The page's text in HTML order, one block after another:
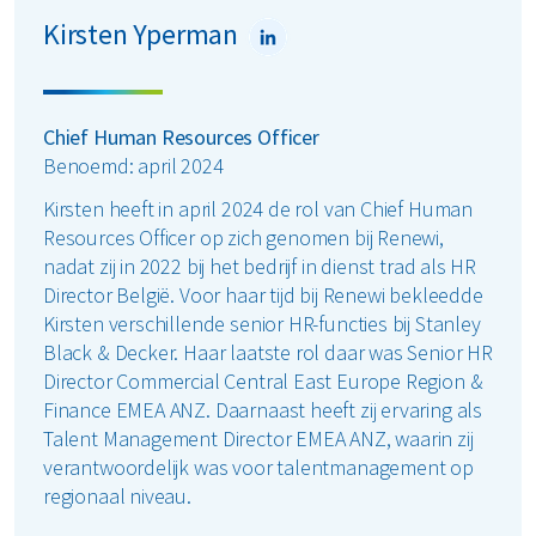
gemeenschap en is hij medevoorzitter van het
Governing Body van de Benelux CIO Community.
Kirsten Yperman
Chief Human Resources Officer
Benoemd: april 2024
Kirsten heeft in april 2024 de rol van Chief Human
Resources Officer op zich genomen bij Renewi,
nadat zij in 2022 bij het bedrijf in dienst trad als HR
Director België. Voor haar tijd bij Renewi bekleedde
Kirsten verschillende senior HR-functies bij Stanley
Black & Decker. Haar laatste rol daar was Senior HR
Director Commercial Central East Europe Region &
Finance EMEA ANZ. Daarnaast heeft zij ervaring als
Talent Management Director EMEA ANZ, waarin zij
verantwoordelijk was voor talentmanagement op
regionaal niveau.